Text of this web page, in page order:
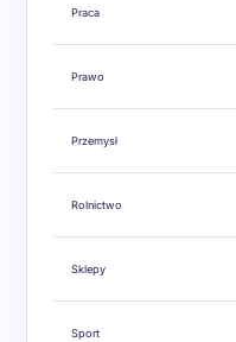
Praca
Prawo
Przemysł
Rolnictwo
Sklepy
Sport